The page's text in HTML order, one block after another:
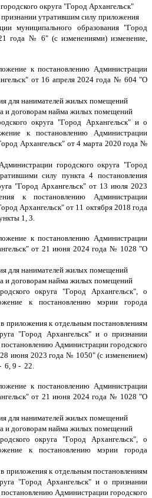
округа "Город Архангельск"
утратившим силу приложения
муниципального образования "Город
года № 6" (с изменениями) изменение,
к постановлению Администрации
от 16 апреля 2024 года № 604 "О
для нанимателей жилых помещений
и договорам найма жилых помещений
округа "Город Архангельск" и о
к постановлению Администрации
Архангельск" от 4 марта 2020 года №
городского округа "Город
силу пункта 4 постановления
"Город Архангельск" от 13 июля 2023
к постановлению Администрации
Архангельск" от 11 октября 2018 года
1, 3.
к постановлению Администрации
от 21 июня 2024 года № 1028 "О
для нанимателей жилых помещений
и договорам найма жилых помещений
округа "Город Архангельск", о
к постановлению мэрии города
приложения к отдельным постановлениям
"Город Архангельск" и о признании
Администрации городского
июня 2023 года № 1050" (с изменением)
6, 9 - 22.
к постановлению Администрации
от 21 июня 2024 года № 1028 "О
для нанимателей жилых помещений
и договорам найма жилых помещений
округа "Город Архангельск", о
к постановлению мэрии города
приложения к отдельным постановлениям
"Город Архангельск" и о признании
Администрации городского